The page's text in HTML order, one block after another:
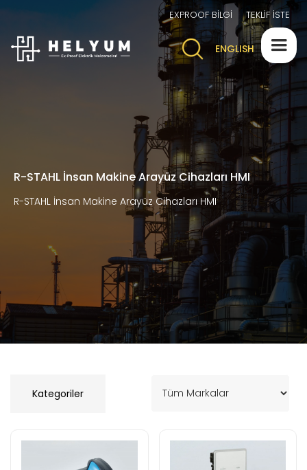
TEKLİF İSTE
EXPROOF BİLGİ
ENGLISH
R-STAHL İnsan Makine Arayüz Cihazları HMI
R-STAHL İnsan Makine Arayüz Cihazları HMI
Kategoriler